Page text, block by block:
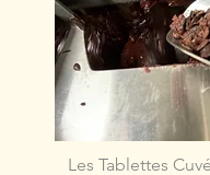
Les Tablettes